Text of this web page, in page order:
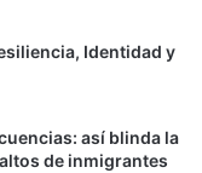
Identidad y
así blinda la
de inmigrantes